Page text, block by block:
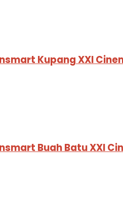
Kupang XXI
Buah Batu XXI